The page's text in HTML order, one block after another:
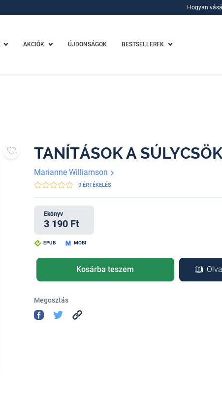
Hogyan
AKCIÓK ÚJDONSÁGOK BESTSELLEREK
TANÍTÁSOK A
Marianne Williamson
0 ÉRTÉKELÉS
Ekönyv
3 190 Ft
EPUB MOBI
Kosárba teszem
Megosztás